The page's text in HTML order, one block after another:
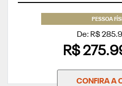
PESSOA
De: R$
R$
CONFIRA A